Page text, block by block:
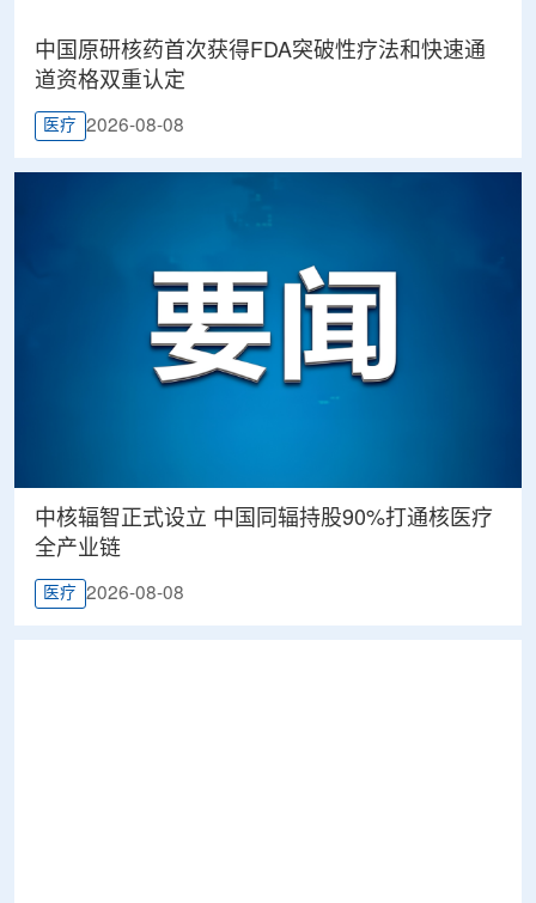
中国原研核药首次获得FDA突破性疗法和快速通
道资格双重认定
医疗 2026-08-08
中核辐智正式设立 中国同辐持股90%打通核医疗
全产业链
医疗 2026-08-08